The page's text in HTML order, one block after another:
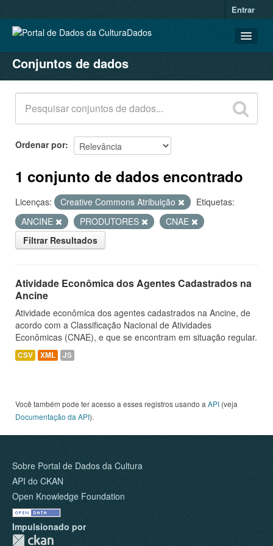
Entrar
CONJUNTOS DE DADOS
ORGANIZAÇÕES
GRUPOS
SOBRE
Conjuntos de dados
Ordenar por
1 conjunto de dados encontrado
Licenças: Creative Commons Atribuição
Etiquetas:
ANCINE
PRODUTORES
CNAE
Filtrar Resultados
Atividade Econômica dos Agentes Cadastrados na
Ancine
Atividade econômica dos agentes cadastrados na Ancine, de
acordo com a Classificação Nacional de Atividades
Econômicas (CNAE), e que se encontram em situação regular.
CSV XML JS
Você também pode ter acesso a esses registros usando a API (veja
Documentação da API).
Sobre Portal de Dados da Cultura
API do CKAN
Open Knowledge Foundation
Impulsionado por